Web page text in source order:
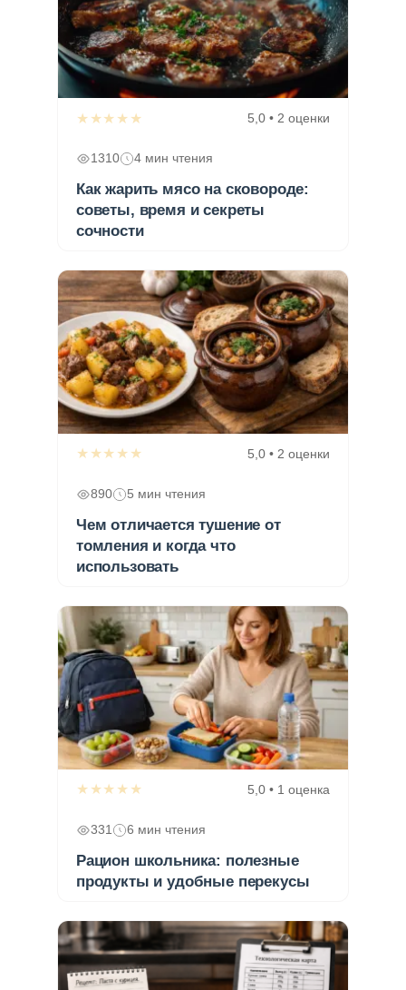
★★★★★ 5,0 • 2 оценки
1310 4 мин чтения
Как жарить мясо на сковороде:
советы, время и секреты
сочности
★★★★★ 5,0 • 2 оценки
890 5 мин чтения
Чем отличается тушение от
томления и когда что
использовать
★★★★★ 5,0 • 1 оценка
331 6 мин чтения
Рацион школьника: полезные
продукты и удобные перекусы